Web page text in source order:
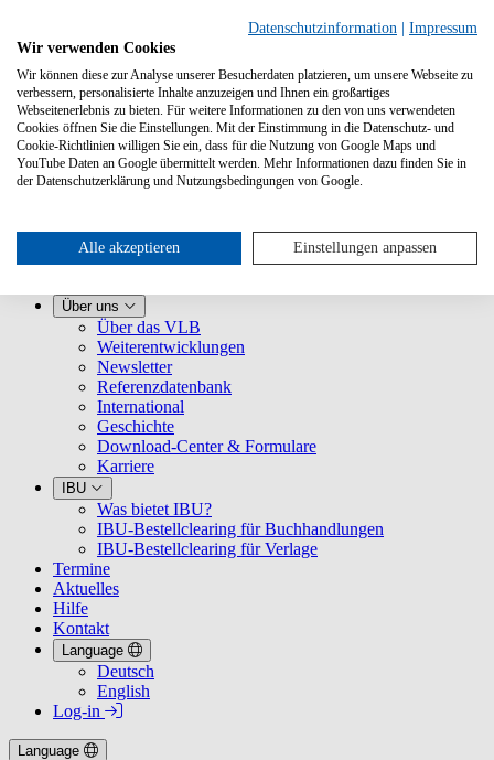
Leistungen
VLB kennenlernen
Für Selfpublisher
Für Dienstleister
Über uns
Über das VLB
Weiterentwicklungen
Newsletter
Referenzdatenbank
International
Geschichte
Download-Center & Formulare
Karriere
IBU
Was bietet IBU?
IBU-Bestellclearing für Buchhandlungen
IBU-Bestellclearing für Verlage
Termine
Aktuelles
Hilfe
Kontakt
Language
Deutsch
English
Log-in
Language
Datenschutzinformation
Impressum
Wir verwenden Cookies
Wir können diese zur Analyse unserer Besucherdaten platzieren, um unsere Webseite zu
verbessern, personalisierte Inhalte anzuzeigen und Ihnen ein großartiges
Webseitenerlebnis zu bieten. Für weitere Informationen zu den von uns verwendeten
Cookies öffnen Sie die Einstellungen. Mit der Einstimmung in die Datenschutz- und
Cookie-Richtlinien willigen Sie ein, dass für die Nutzung von Google Maps und
YouTube Daten an Google übermittelt werden. Mehr Informationen dazu finden Sie in
der Datenschutzerklärung und Nutzungsbedingungen von Google.
Alle akzeptieren Einstellungen anpassen